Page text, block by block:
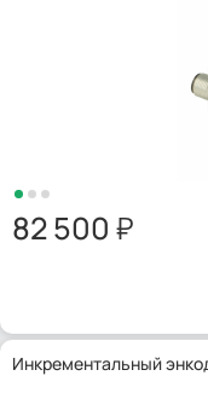
82 500
Инкрементальный